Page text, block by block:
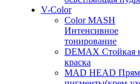
V-Color
Color MASH
Интенсивное
тонирование
DEMAX Стойкая
краска
MAD HEAD